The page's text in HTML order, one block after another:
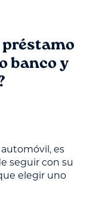
banco y
es
seguir con su
elegir uno